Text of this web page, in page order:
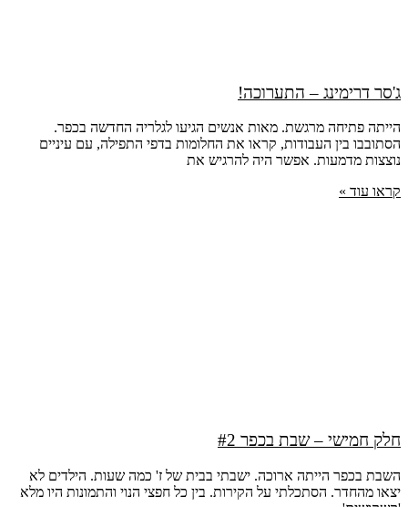
ג'סר דרימינג – התערוכה!
הייתה פתיחה מרגשת. מאות אנשים הגיעו לגלריה החדשה בכפר.
הסתובבו בין העבודות, קראו את החלומות בדפי התפילה, עם עיניים
נוצצות מדמעות. אפשר היה להרגיש את
קראו עוד »
חלק חמישי – שבת בכפר #2
השבת בכפר הייתה ארוכה. ישבתי בבית של ז' כמה שעות. הילדים לא
יצאו מהחדר. הסתכלתי על הקירות. בין כל חפצי הנוי והתמונות היו מלא